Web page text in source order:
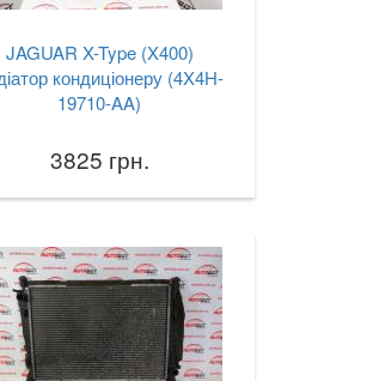
JAGUAR X-Type (X400)
кондиціонеру (4X4H-
19710-AA)
3825 грн.